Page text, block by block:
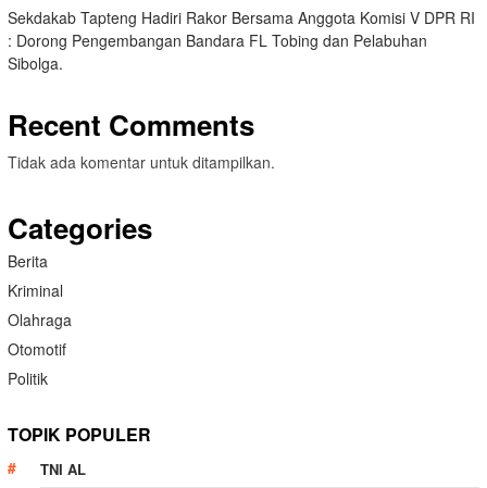
Sekdakab Tapteng Hadiri Rakor Bersama Anggota Komisi V DPR RI
: Dorong Pengembangan Bandara FL Tobing dan Pelabuhan
Sibolga.
Recent Comments
Tidak ada komentar untuk ditampilkan.
Categories
Berita
Kriminal
Olahraga
Otomotif
Politik
TOPIK POPULER
TNI AL